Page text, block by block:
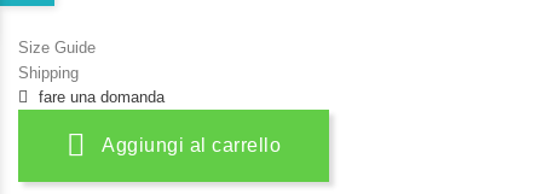
Size Guide
Shipping
fare una domanda
Aggiungi al carrello